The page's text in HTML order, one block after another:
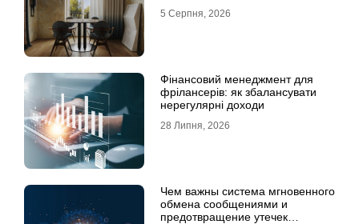
5 Серпня, 2026
Фінансовий менеджмент для
фрілансерів: як збалансувати
нерегулярні доходи
28 Липня, 2026
Чем важны система мгновенного
обмена сообщениями и
предотвращение утечек